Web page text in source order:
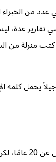
من الخبراء
تقارير
كتب منزلة
يحمل كلمة
يُؤخذ الطفل من حضن